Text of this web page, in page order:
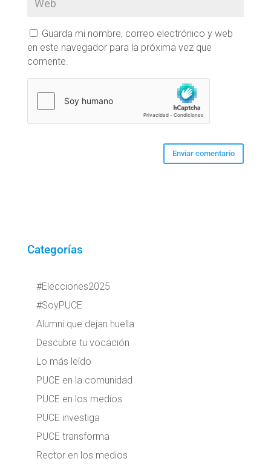
Guarda mi nombre, correo electrónico y web
en este navegador para la próxima vez que
comente.
Categorías
#Elecciones2025
#SoyPUCE
Alumni que dejan huella
Descubre tu vocación
Lo más leído
PUCE en la comunidad
PUCE en los medios
PUCE investiga
PUCE transforma
Rector en los medios